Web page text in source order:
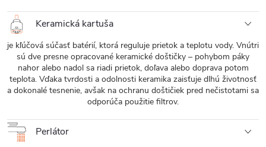
Keramická kartuša
je kľúčová súčasť batérií, ktorá reguluje prietok a teplotu vody. Vnútri
sú dve presne opracované keramické doštičky – pohybom páky
nahor alebo nadol sa riadi prietok, doľava alebo doprava potom
teplota. Vďaka tvrdosti a odolnosti keramika zaisťuje dlhú životnosť
a dokonalé tesnenie, avšak na ochranu doštičiek pred nečistotami sa
odporúča použitie filtrov.
Perlátor